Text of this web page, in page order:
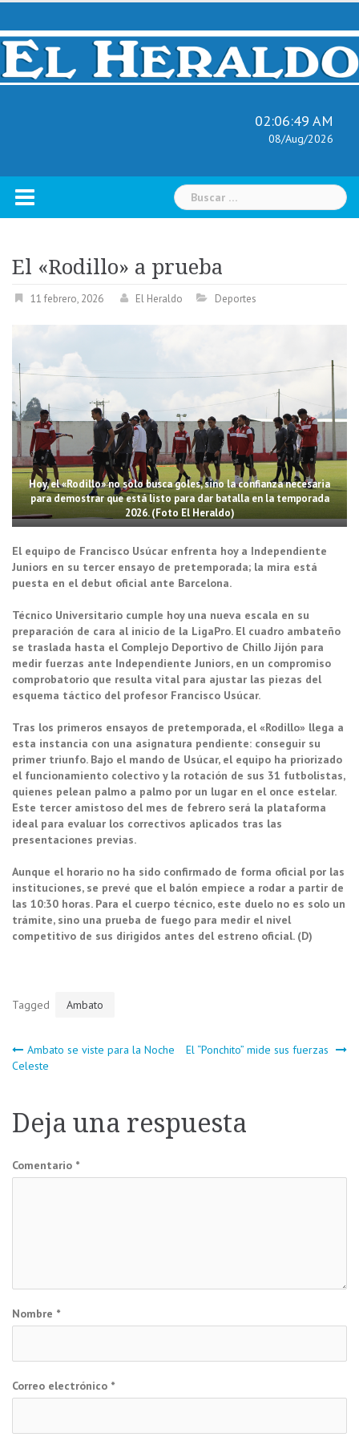
Skip
content
02:06:50 AM
08/Aug/2026
Buscar:
El «Rodillo» a prueba
11 febrero, 2026 El Heraldo Deportes
Hoy, el «Rodillo» no solo busca goles, sino la confianza necesaria
para demostrar que está listo para dar batalla en la temporada
2026. (Foto El Heraldo)
El equipo de Francisco Usúcar enfrenta hoy a Independiente
Juniors en su tercer ensayo de pretemporada; la mira está
puesta en el debut oficial ante Barcelona.
Técnico Universitario cumple hoy una nueva escala en su
preparación de cara al inicio de la LigaPro. El cuadro ambateño
se traslada hasta el Complejo Deportivo de Chillo Jijón para
medir fuerzas ante Independiente Juniors, en un compromiso
comprobatorio que resulta vital para ajustar las piezas del
esquema táctico del profesor Francisco Usúcar.
Tras los primeros ensayos de pretemporada, el «Rodillo» llega a
esta instancia con una asignatura pendiente: conseguir su
primer triunfo. Bajo el mando de Usúcar, el equipo ha priorizado
el funcionamiento colectivo y la rotación de sus 31 futbolistas,
quienes pelean palmo a palmo por un lugar en el once estelar.
Este tercer amistoso del mes de febrero será la plataforma
ideal para evaluar los correctivos aplicados tras las
presentaciones previas.
Aunque el horario no ha sido confirmado de forma oficial por las
instituciones, se prevé que el balón empiece a rodar a partir de
las 10:30 horas. Para el cuerpo técnico, este duelo no es solo un
trámite, sino una prueba de fuego para medir el nivel
competitivo de sus dirigidos antes del estreno oficial. (D)
Tagged Ambato
Navegación
entradas
Ambato se viste para la Noche
Celeste
El “Ponchito” mide sus fuerzas
Deja una respuesta
Comentario *
Nombre *
Correo electrónico *